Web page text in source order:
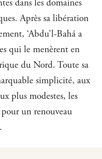
dans les domaines
Après sa libération
‘Abdu’l-Bahá a
qui le menèrent en
du Nord. Toute sa
simplicité, aux
plus modestes, les
pour un renouveau